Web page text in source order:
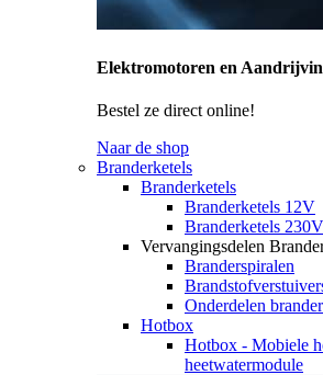
Elektromotoren en
Bestel ze direct online!
Naar de shop
Branderketels
Branderketels
Branderketels 12V
Branderketels 230V
Vervangingsdelen
Branderspiralen
Onderdelen
Hotbox
Hotbox - Mobiele
heetwatermodule